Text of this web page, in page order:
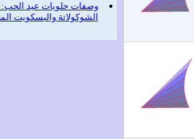
وصفات حلويات عيد
الشوكولاتة والبسكويت